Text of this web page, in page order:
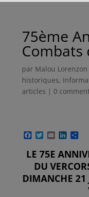
75ème
Combats
par Malou Lorenzon
historiques,
articles | 0
F
c
e
b
o
o
T
i
t
t
e
r
E
a
i
l
L
n
k
e
d
I
P
r
t
a
g
e
LE 75E
DU
DIMANCHE 21